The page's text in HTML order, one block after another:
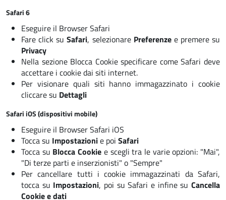
Safari 6
Eseguire il Browser Safari
Fare click suSafari, selezionare Preferenzee premere su
Privacy
Nella sezione Blocca Cookie specificare come Safari deve
accettare i cookie dai siti internet.
Per visionare quali siti hanno immagazzinato i cookie
cliccare su Dettagli
Safari iOS (dispositivi mobile)
Eseguire il Browser Safari iOS
Tocca su Impostazionie poi Safari
Tocca su Blocca Cookie e scegli tra le varie opzioni: "Mai",
"Di terze parti e inserzionisti" o "Sempre"
Per cancellare tutti i cookie immagazzinati da Safari,
tocca su Impostazioni, poi suSafari e infine suCancella
Cookie e dati